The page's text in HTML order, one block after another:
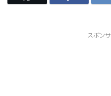
スポン